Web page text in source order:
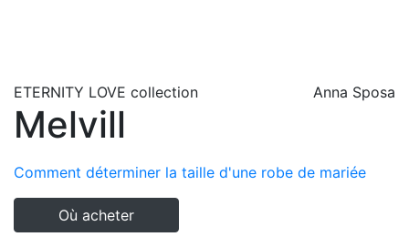
ETERNITY LOVE collection Anna Sposa
Melvill
Comment déterminer la taille d'une robe de mariée
Où acheter